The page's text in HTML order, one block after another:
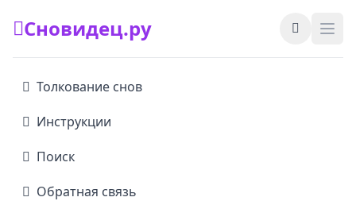
Сновидец.ру
Толкование снов
Инструкции
Поиск
Обратная связь